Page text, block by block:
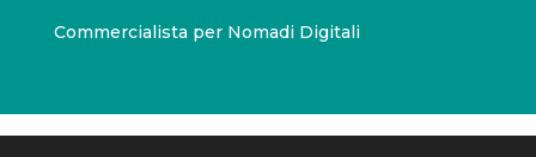
Commercialista per Nomadi Digitali